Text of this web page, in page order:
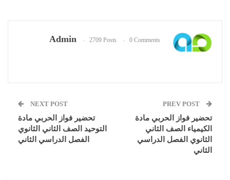
Admin 2709 Posts 0 Comments
تحضير فواز الحربي مادة
الكيمياء الصف الثاني
الثانوي الفصل الدراسي
الثاني
NEXT POST
تحضير فواز الحربي مادة
التوحيد الصف الثاني الثانوي
الفصل الدراسي الثاني